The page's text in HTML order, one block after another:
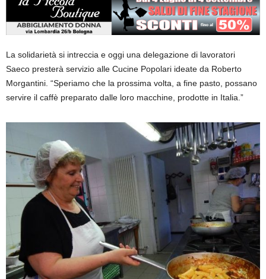
La solidarietà si intreccia e oggi una delegazione di lavoratori
Saeco presterà servizio alle Cucine Popolari ideate da Roberto
Morgantini. “Speriamo che la prossima volta, a fine pasto, possano
servire il caffè preparato dalle loro macchine, prodotte in Italia.”